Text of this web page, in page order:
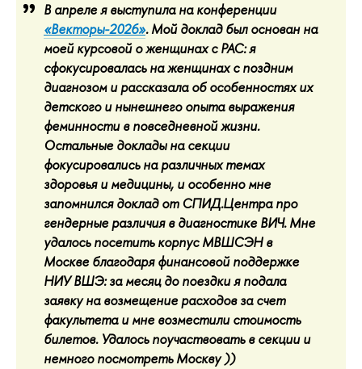
В апреле я выступила на конференции
«Векторы-2026». Мой доклад был основан на
моей курсовой о женщинах с РАС: я
сфокусировалась на женщинах с поздним
диагнозом и рассказала об особенностях их
детского и нынешнего опыта выражения
феминности в повседневной жизни.
Остальные доклады на секции
фокусировались на различных темах
здоровья и медицины, и особенно мне
запомнился доклад от СПИД.Центра про
гендерные различия в диагностике ВИЧ. Мне
удалось посетить корпус МВШСЭН в
Москве благодаря финансовой поддержке
НИУ ВШЭ: за месяц до поездки я подала
заявку на возмещение расходов за счет
факультета и мне возместили стоимость
билетов. Удалось поучаствовать в секции и
немного посмотреть Москву ))